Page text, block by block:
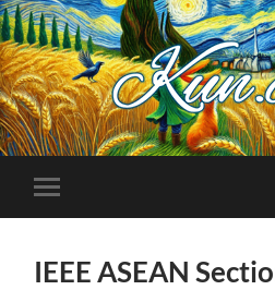
Toggle
mobile
IEEE ASEAN